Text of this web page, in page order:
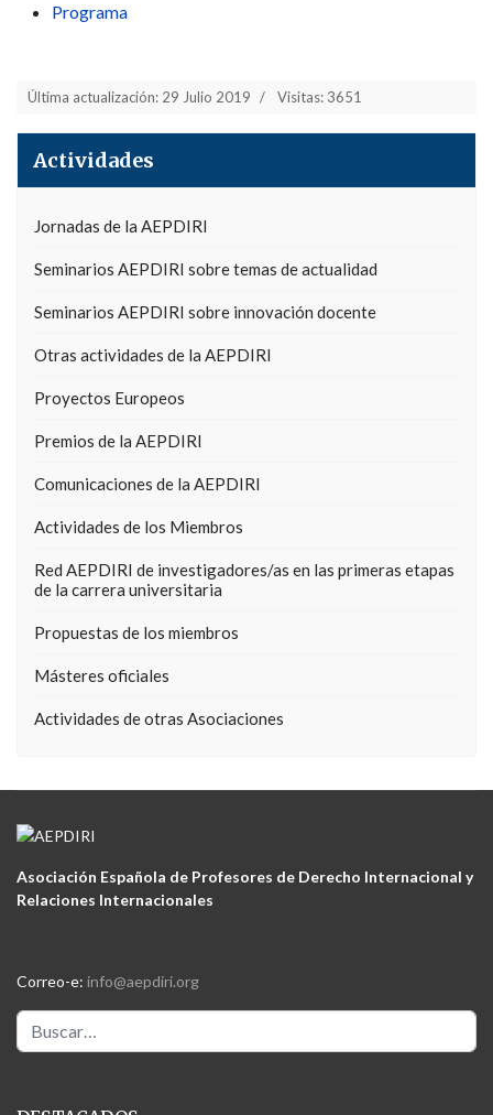
Programa
Última actualización: 29 Julio 2019 Visitas: 3651
Actividades
Jornadas de la AEPDIRI
Seminarios AEPDIRI sobre temas de actualidad
Seminarios AEPDIRI sobre innovación docente
Otras actividades de la AEPDIRI
Proyectos Europeos
Premios de la AEPDIRI
Comunicaciones de la AEPDIRI
Actividades de los Miembros
Red AEPDIRI de investigadores/as en las primeras etapas
de la carrera universitaria
Propuestas de los miembros
Másteres oficiales
Actividades de otras Asociaciones
Asociación Española de Profesores de Derecho Internacional y
Relaciones Internacionales
Correo-e: info@aepdiri.org
Buscar